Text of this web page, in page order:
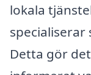
lokala
specialiserar
Detta gör